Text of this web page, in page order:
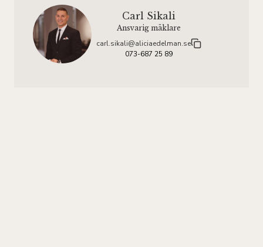
Carl Sikali
Ansvarig mäklare
carl.sikali@aliciaedelman.se
073-687 25 89